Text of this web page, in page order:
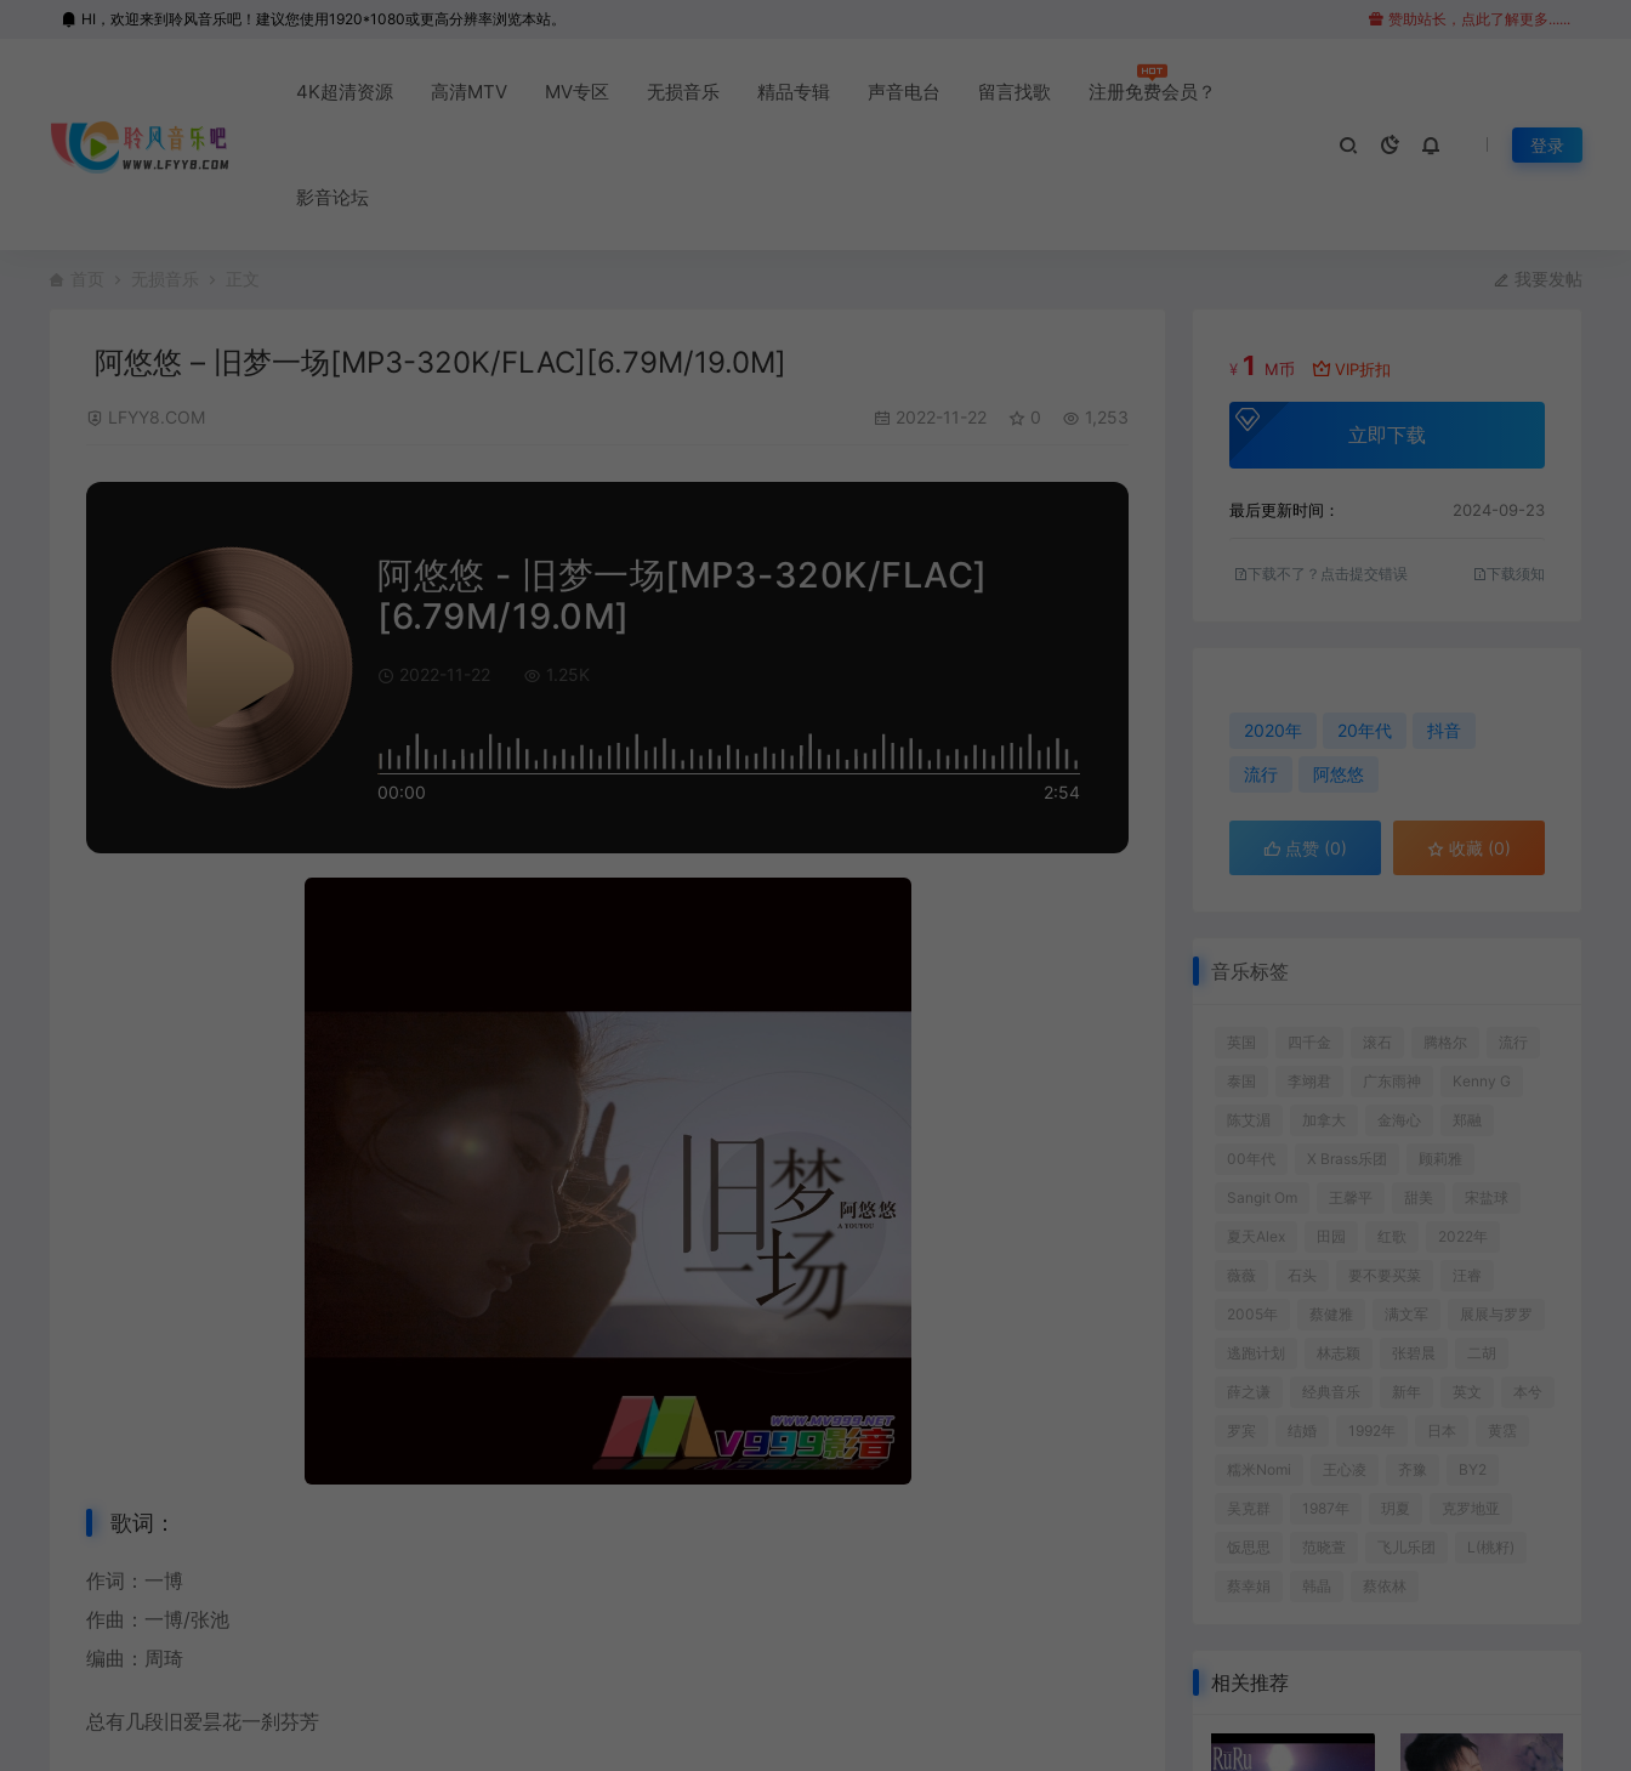
HI，欢迎来到聆风音乐吧！建议您使用1920*1080或更高分辨率浏览本站。 赞助站长，点此了解更多......
4K超清资源 高清MTV MV专区 无损音乐 精品专辑 声音电台 留言找歌 注册免费会员？
影音论坛
登录
我要发帖
阿悠悠 – 旧梦一场[MP3-320K/FLAC][6.79M/19.0M]
LFYY8.COM 2022-11-22 0 1,253
阿悠悠 - 旧梦一场[MP3-320K/FLAC]
[6.79M/19.0M]
2022-11-22 1.25K
00:00 2:54
歌词：
作词：一博
作曲：一博/张池
编曲：周琦
总有几段旧爱昙花一刹芬芳
¥ 1 M币 VIP折扣
立即下载
最后更新时间： 2024-09-23
下载不了？点击提交错误 下载须知
2020年 20年代 抖音
流行 阿悠悠
点赞 (0) 收藏 (0)
音乐标签
英国 四千金 滚石 腾格尔 流行
泰国 李翊君 广东雨神 Kenny G
陈艾湄 加拿大 金海心 郑融
00年代 X Brass乐团 顾莉雅
Sangit Om 王馨平 甜美 宋盐球
夏天Alex 田园 红歌 2022年
薇薇 石头 要不要买菜 汪睿
2005年 蔡健雅 满文军 展展与罗罗
逃跑计划 林志颖 张碧晨 二胡
薛之谦 经典音乐 新年 英文 本兮
罗宾 结婚 1992年 日本 黄霑
糯米Nomi 王心凌 齐豫 BY2
吴克群 1987年 玥夏 克罗地亚
饭思思 范晓萱 飞儿乐团 L(桃籽)
蔡幸娟 韩晶 蔡依林
相关推荐